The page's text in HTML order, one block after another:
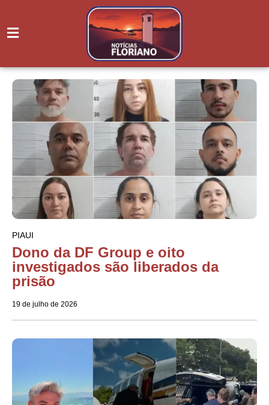
PIAUI
Dono da DF Group e oito
investigados são liberados da
prisão
19 de julho de 2026